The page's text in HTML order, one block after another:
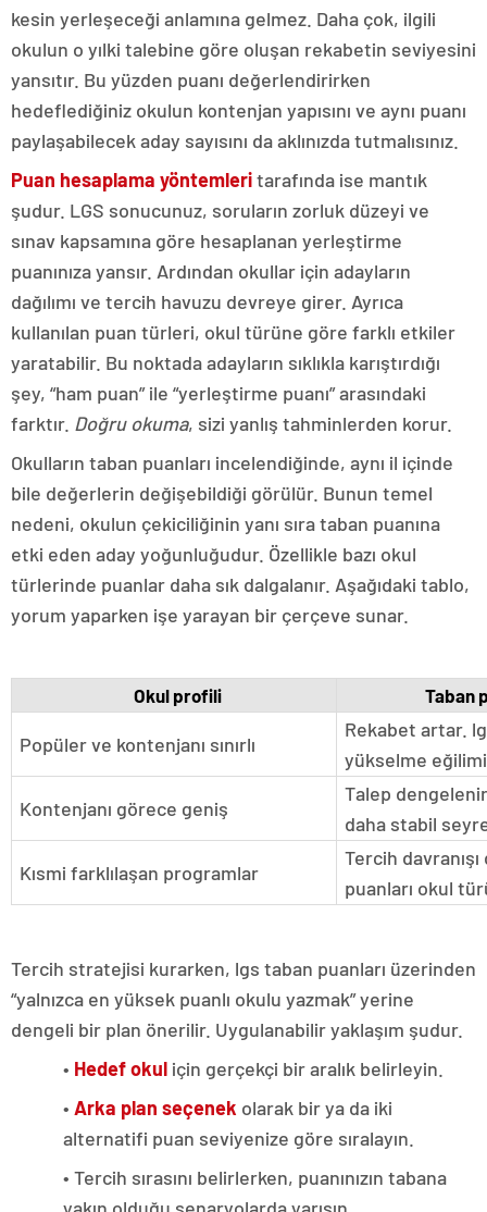
kesin yerleşeceği anlamına gelmez. Daha çok, ilgili
okulun o yılki talebine göre oluşan rekabetin seviyesini
yansıtır. Bu yüzden puanı değerlendirirken
hedeflediğiniz okulun kontenjan yapısını ve aynı puanı
paylaşabilecek aday sayısını da aklınızda tutmalısınız.
Puan hesaplama yöntemleritarafında ise mantık
şudur. LGS sonucunuz, soruların zorluk düzeyi ve
sınav kapsamına göre hesaplanan yerleştirme
puanınıza yansır. Ardından okullar için adayların
dağılımı ve tercih havuzu devreye girer. Ayrıca
kullanılan puan türleri, okul türüne göre farklı etkiler
yaratabilir. Bu noktada adayların sıklıkla karıştırdığı
şey, “ham puan” ile “yerleştirme puanı” arasındaki
farktır. Doğru okuma, sizi yanlış tahminlerden korur.
Okulların taban puanları incelendiğinde, aynı il içinde
bile değerlerin değişebildiği görülür. Bunun temel
nedeni, okulun çekiciliğinin yanı sıra taban puanına
etki eden aday yoğunluğudur. Özellikle bazı okul
türlerinde puanlar daha sık dalgalanır. Aşağıdaki tablo,
yorum yaparken işe yarayan bir çerçeve sunar.
Okul profili Taban
Popüler ve kontenjanı sınırlı
Rekabet artar.
yükselme
Kontenjanı görece geniş
Talep
daha stabil
Kısmi farklılaşan programlar
Tercih
puanları okul
Tercih stratejisi kurarken, lgs taban puanları üzerinden
“yalnızca en yüksek puanlı okulu yazmak” yerine
dengeli bir plan önerilir. Uygulanabilir yaklaşım şudur.
• Hedef okul için gerçekçi bir aralık belirleyin.
• Arka plan seçenek olarak bir ya da iki
alternatifi puan seviyenize göre sıralayın.
• Tercih sırasını belirlerken, puanınızın tabana